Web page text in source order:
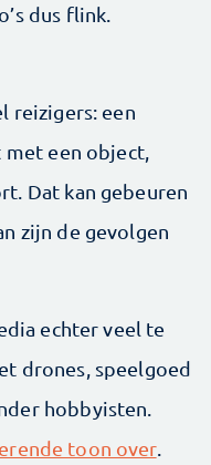
dus flink.
reizigers: een
een object,
Dat kan gebeuren
zijn de gevolgen
echter veel te
drones, speelgoed
hobbyisten.
toon over.